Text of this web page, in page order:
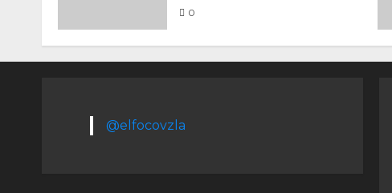
0
@elfocovzla